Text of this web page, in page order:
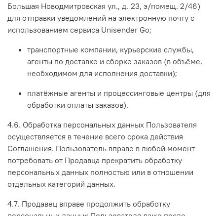
Большая Новодмитровская ул., д. 23, э/помещ. 2/46)
для отправки уведомлений на электронную почту с
использованием сервиса Unisender Go;
транспортные компании, курьерские службы,
агенты по доставке и сборке заказов (в объёме,
необходимом для исполнения доставки);
платёжные агенты и процессинговые центры (для
обработки оплаты заказов).
4.6. Обработка персональных данных Пользователя
осуществляется в течение всего срока действия
Соглашения. Пользователь вправе в любой момент
потребовать от Продавца прекратить обработку
персональных данных полностью или в отношении
отдельных категорий данных.
4.7. Продавец вправе продолжить обработку